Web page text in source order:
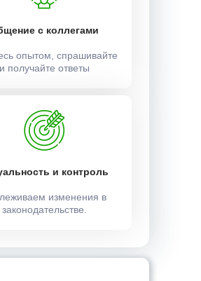
с коллегами
опытом, спрашивайте
и получайте ответы
и контроль
изменения в
законодательстве.